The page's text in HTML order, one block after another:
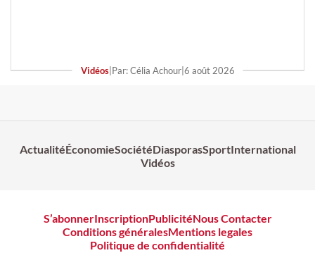
Vidéos| Par: Célia Achour| 6 août 2026
ActualitéÉconomieSociétéDiasporasSportInternational
Vidéos
S’abonnerInscriptionPublicitéNous Contacter
Conditions généralesMentions legales
Politique de confidentialité